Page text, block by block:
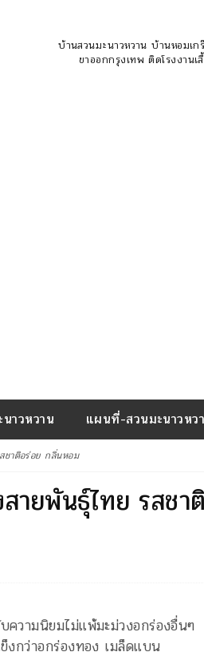
บ้านสวนมะนาวหวาน บ้านหอม
ขาออกกรุงเทพ ติดโรงงาน
าวหวาน แผนที่-สวนมะนาวหว
ชาติอร่อย กลิ่นหอม
ายพันธุ์ไทย รสชาติ
วามนิยมไม่แพ้มะม่วงอกร่องอื่นๆ
งกว่าอกร่องทอง เมล็ดแบน